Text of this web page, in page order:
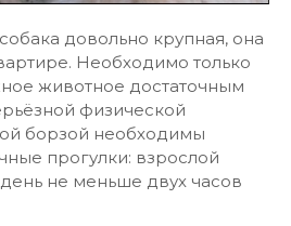
довольно крупная, она
Необходимо только
животное достаточным
физической
борзой необходимы
прогулки: взрослой
не меньше двух часов